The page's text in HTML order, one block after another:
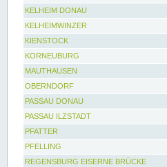
KELHEIM DONAU
KELHEIMWINZER
KIENSTOCK
KORNEUBURG
MAUTHAUSEN
OBERNDORF
PASSAU DONAU
PASSAU ILZSTADT
PFATTER
PFELLING
REGENSBURG EISERNE BRÜCKE